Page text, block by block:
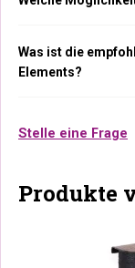
Was ist die
Elements?
Stelle eine Frage
Produkte